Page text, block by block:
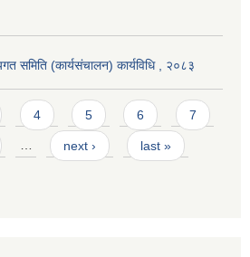
समिति (कार्यसंचालन) कार्यविधि , २०८३
4 5 6 7
… next › last »